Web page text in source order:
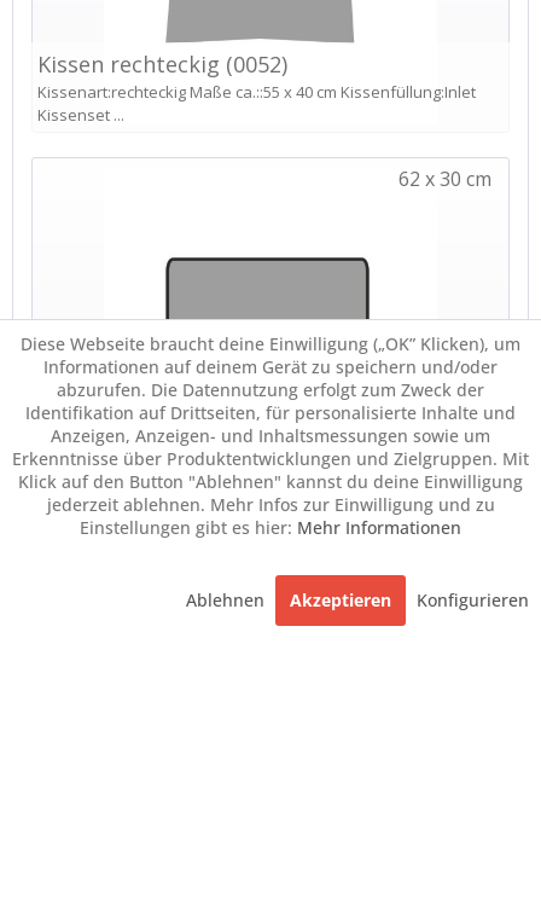
Diese Webseite braucht deine Einwilligung („OK” Klicken), um
Informationen auf deinem Gerät zu speichern und/oder
abzurufen. Die Datennutzung erfolgt zum Zweck der
Identifikation auf Drittseiten, für personalisierte Inhalte und
Anzeigen, Anzeigen- und Inhaltsmessungen sowie um
Erkenntnisse über Produktentwicklungen und Zielgruppen. Mit
Klick auf den Button "Ablehnen" kannst du deine Einwilligung
jederzeit ablehnen. Mehr Infos zur Einwilligung und zu
Einstellungen gibt es hier: Mehr Informationen
Ablehnen Akzeptieren Konfigurieren